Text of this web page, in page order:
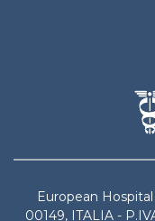
European
00149, ITALIA -